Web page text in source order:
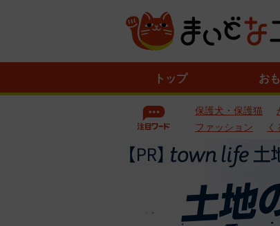
トップ お
保護犬・保護猫
ファッション
く